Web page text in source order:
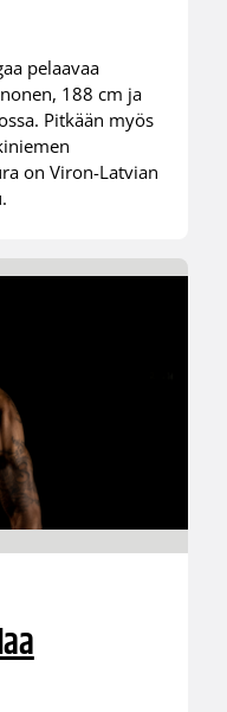
pelaavaa
188 cm ja
Pitkään myös
on Viron-Latvian